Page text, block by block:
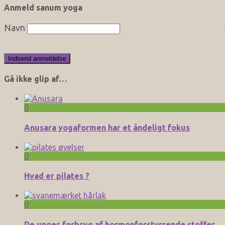
Anmeld sanum yoga
Navn
Gå ikke glip af…
0
Anusara yogaformen har et åndeligt fokus
0
Hvad er pilates ?
0